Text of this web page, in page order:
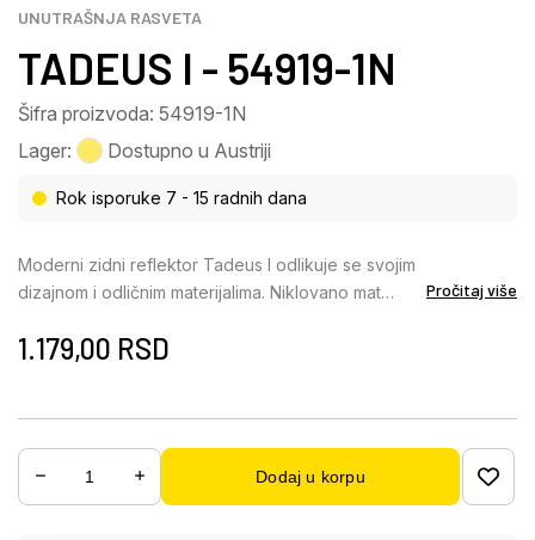
UNUTRAŠNJA RASVETA
TADEUS I - 54919-1N
Šifra proizvoda: 54919-1N
Lager:
Dostupno u Austriji
Rok isporuke 7 - 15 radnih dana
Moderni zidni reflektor Tadeus I odlikuje se svojim
dizajnom i odličnim materijalima. Niklovano mat
prelepe zidne lampe. Sijalicu za priloženo E14 grlo
sliku u vašem dnevnom boravku.
Pročitaj više
1.179,00 RSD
Dodaj u korpu